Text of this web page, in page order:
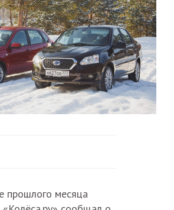
прошлого месяца